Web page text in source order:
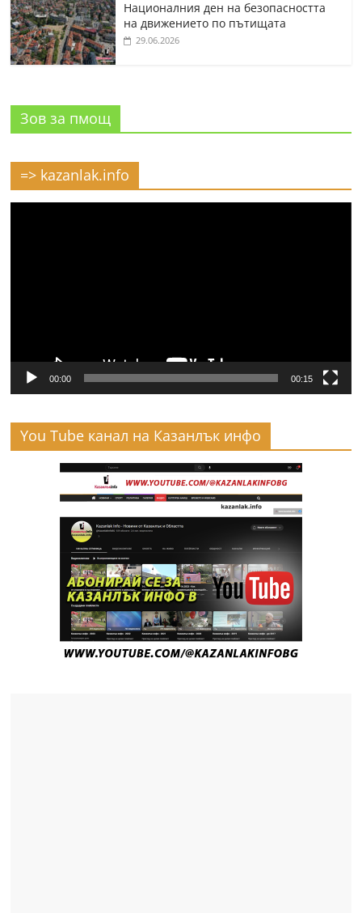
Националния ден на безопасността
на движението по пътищата
29.06.2026
Зов за пмощ
=> kazanlak.info
00:00 00:15
You Tube канал на Казанлък инфо